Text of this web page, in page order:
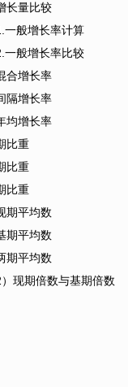
长量比较
一般增长率计算
一般增长率比较
合增长率
隔增长率
均增长率
比重
比重
比重
期平均数
期平均数
期平均数
现期倍数与基期倍数